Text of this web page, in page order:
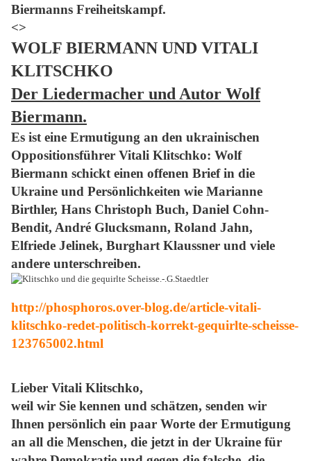
Biermanns Freiheitskampf.
<>
WOLF BIERMANN UND VITALI
KLITSCHKO
Der Liedermacher und Autor Wolf
Biermann.
Es ist eine Ermutigung an den ukrainischen
Oppositionsführer Vitali Klitschko: Wolf
Biermann schickt einen offenen Brief in die
Ukraine und Persönlichkeiten wie Marianne
Birthler, Hans Christoph Buch, Daniel Cohn-
Bendit, André Glucksmann, Roland Jahn,
Elfriede Jelinek, Burghart Klaussner und viele
andere unterschreiben.
http://phosphoros.over-blog.de/article-vitali-
klitschko-redet-politisch-korrekt-gequirlte-scheisse-
123765002.html
Lieber Vitali Klitschko,
weil wir Sie kennen und schätzen, senden wir
Ihnen persönlich ein paar Worte der Ermutigung
an all die Menschen, die jetzt in der Ukraine für